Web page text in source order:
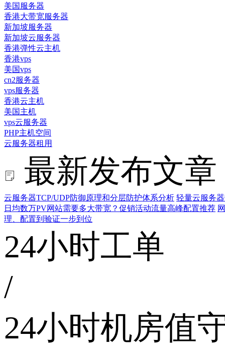
美国服务器
香港大带宽服务器
新加坡服务器
新加坡云服务器
香港弹性云主机
香港vps
美国vps
cn2服务器
vps服务器
香港云主机
美国主机
vps云服务器
PHP主机空间
云服务器租用
最新发布文章
云服务器TCP/UDP防御原理和分层防护体系分析 轻量云服务
日均数万PV网站需要多大带宽？促销活动流量高峰配置推荐
理、配置到验证一步到位
24小时工单
/
24小时机房值